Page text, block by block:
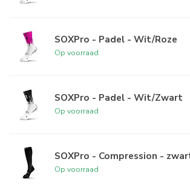
SOXPro - Padel - Wit/Roze
Op voorraad
SOXPro - Padel - Wit/Zwart
Op voorraad
SOXPro - Compression -
Op voorraad